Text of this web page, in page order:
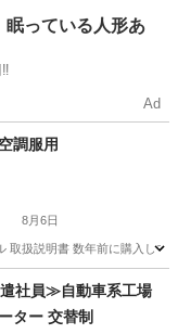
眠っている人形あ
Ad
調服用
8月6日
説明書 数年前に購入して
社員≫自動車系工場
ター 交替制